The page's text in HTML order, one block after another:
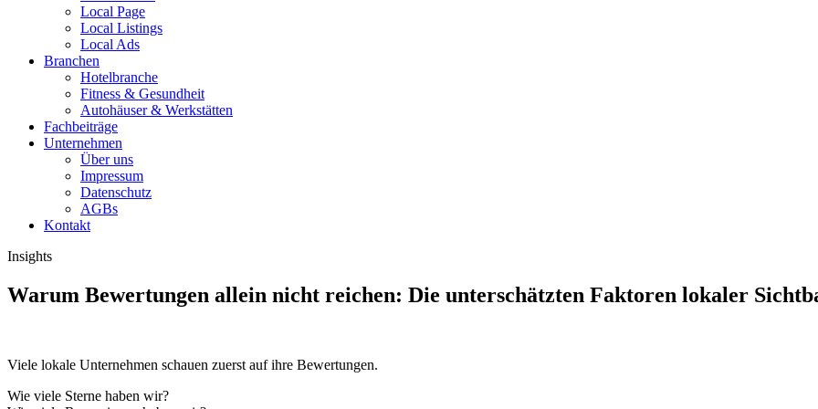
Local Page
Local Listings
Local Ads
Branchen
Hotelbranche
Fitness & Gesundheit
Autohäuser & Werkstätten
Fachbeiträge
Unternehmen
Über uns
Impressum
Datenschutz
AGBs
Kontakt
Insights
Warum Bewertungen allein nicht reichen: Die unterschätzten Faktoren lokaler
Viele lokale Unternehmen schauen zuerst auf ihre Bewertungen.
Wie viele Sterne haben wir?